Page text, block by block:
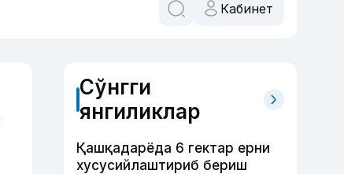
Кабинет
Сўнгги
янгиликлар
Қашқадарёда 6 гектар ерни
хусусийлаштириб бериш